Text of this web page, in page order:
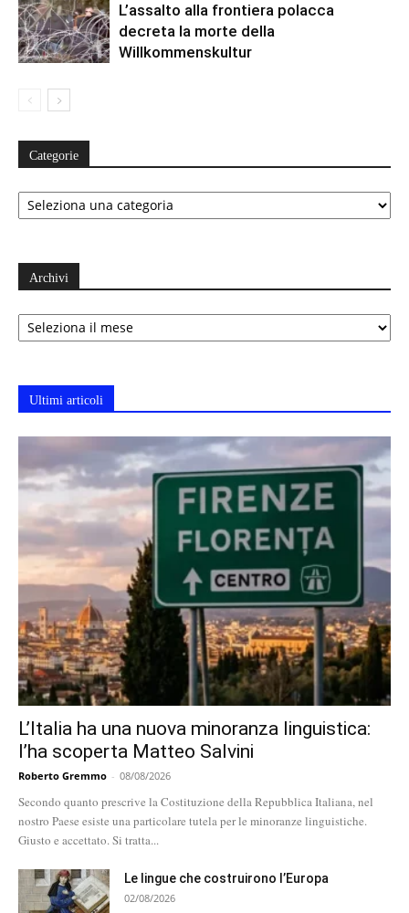
L’assalto alla frontiera polacca
decreta la morte della
Willkommenskultur
Categorie
Categorie
Archivi
Archivi
Ultimi articoli
L’Italia ha una nuova minoranza linguistica:
l’ha scoperta Matteo Salvini
Roberto Gremmo - 08/08/2026
Secondo quanto prescrive la Costituzione della Repubblica Italiana, nel
nostro Paese esiste una particolare tutela per le minoranze linguistiche.
Giusto e accettato. Si tratta...
Le lingue che costruirono l’Europa
02/08/2026